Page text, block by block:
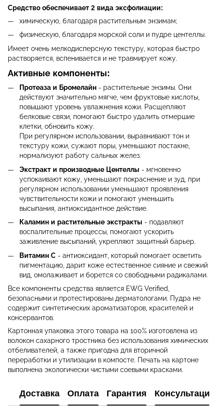
Средство обеспечивает 2 вида эксфолиации:
химическую, благодаря растительным энзимам;
физическую, благодаря морской соли и пудре центеллы.
Имеет очень мелкодисперсную текстуру, которая быстро
растворяется, вспенивается и не травмирует кожу.
Активные компоненты:
Протеаза и Бромелайн - растительные энзимы. Они
действуют значительно мягче, чем фруктовые кислоты,
повышают уровень увлажнения кожи. Расщепляют
белковые связи, помогают быстро удалить отмершие
клетки, обновить кожу.
При регулярном использовании, выравнивают тон и
текстуру кожи, сужают поры, уменьшают постакне,
нормализуют работу сальных желез.
Экстракт и производные Центеллы - мгновенно
успокаивают кожу, уменьшают покраснение и зуд, при
регулярном использовании уменьшают проявления
чувствительности кожи и помогают уменьшить
высыпания, антиоксидантное действие.
Каламин и растительные экстракты - подавляют
воспалительные процессы, помогают ускорить
заживление высыпаний, укрепляют защитный барьер.
Витамин С - антиоксидант, который помогает осветить
пигментацию, дарит коже естественное сияние и свежий
вид, омолаживает и борется со свободными радикалами.
Все компоненты средства является EWG Verified,
безопасными и протестированы дерматологами. Пудра не
содержит синтетических ароматизаторов, красителей и
консервантов.
Картонная упаковка этого товара на 100% изготовлена из
волокон сахарного тростника без использования химических
отбеливателей, а также пригодна для вторичной
переработки и утилизации в компосте. Печать на картоне
выполнена экологически чистыми соевыми красками.
Доставка Оплата Гарантия Консультация